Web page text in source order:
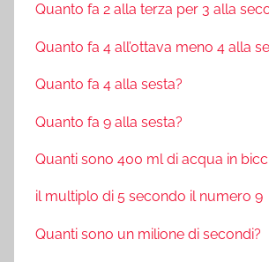
Quanto fa 2 alla terza per 3 alla
Quanto fa 4 all’ottava meno 4 alla
Quanto fa 4 alla sesta?
Quanto fa 9 alla sesta?
Quanti sono 400 ml di acqua in
il multiplo di 5 secondo il numero 9
Quanti sono un milione di secondi?